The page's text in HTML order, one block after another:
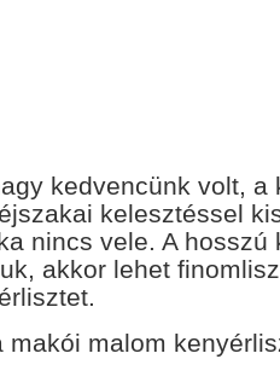
kedvencünk volt,
kelesztéssel
nincs vele. A
akkor lehet
makói malom